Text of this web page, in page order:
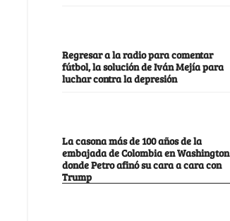
Regresar a la radio para comentar
fútbol, la solución de Iván Mejía para
luchar contra la depresión
La casona más de 100 años de la
embajada de Colombia en Washington
donde Petro afinó su cara a cara con
Trump